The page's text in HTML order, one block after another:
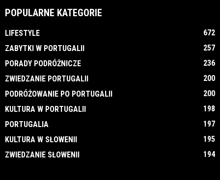
POPULARNE KATEGORIE
LIFESTYLE
672
ZABYTKI W PORTUGALII
257
PORADY PODRÓŻNICZE
236
ZWIEDZANIE PORTUGALII
200
PODRÓŻOWANIE PO PORTUGALII
200
KULTURA W PORTUGALII
198
PORTUGALIA
197
KULTURA W SŁOWENII
195
ZWIEDZANIE SŁOWENII
194